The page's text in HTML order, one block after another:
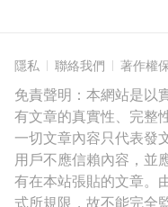
隱私 聯絡我們 著作權
免責聲明：本網站是以
有文章的真實性、完整
一切文章內容只代表發
用戶不應信賴內容，並
有在本站張貼的文章。
式所規限，故不能完全